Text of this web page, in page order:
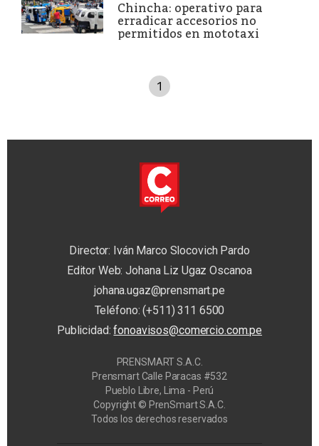
Chincha: operativo para
erradicar accesorios no
permitidos en mototaxi
1
Director: Iván Marco Slocovich Pardo
Editor Web: Johana Liz Ugaz Oscanoa
johana.ugaz@prensmart.pe
Teléfono: (+511) 311 6500
Publicidad:fonoavisos@comercio.com.pe
PRENSMART S.A.C.
Prensmart Calle Paracas #532
Pueblo Libre, Lima - Perú
Copyright © PrenSmart S.A.C.
Todos los derechos reservados